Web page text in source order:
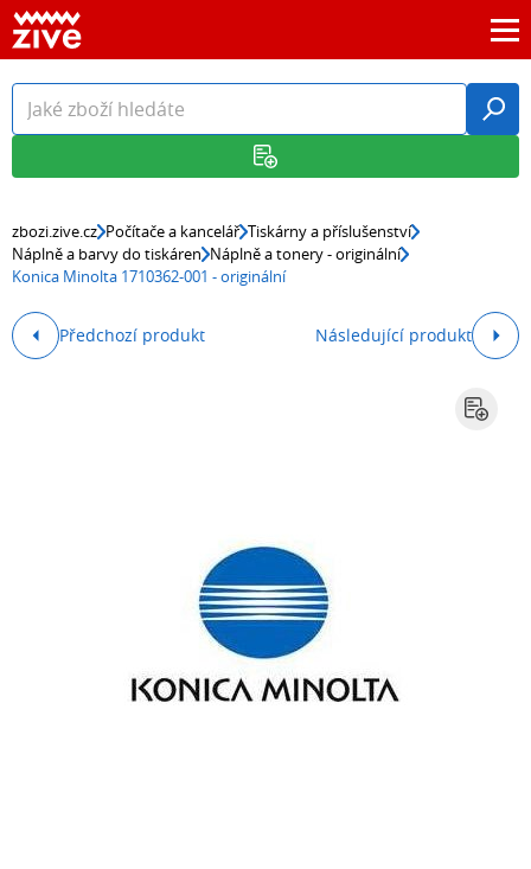
zbozi.zive.cz Počítače a kancelář Tiskárny a příslušenství
Náplně a barvy do tiskáren Náplně a tonery - originální
Konica Minolta 1710362-001 - originální
Předchozí produkt Následující produkt